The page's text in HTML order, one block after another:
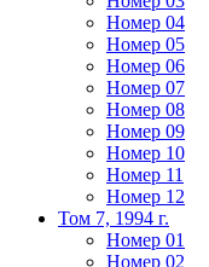
Номер 04
Номер 05
Номер 06
Номер 07
Номер 08
Номер 09
Номер 10
Номер 11
Номер 12
Том 7, 1994 г.
Номер 01
Номер 02